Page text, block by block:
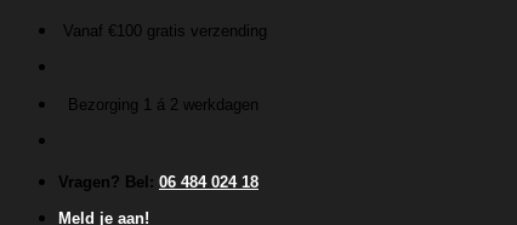
inhoud
Vanaf €100 gratis verzending
Bezorging 1 á 2 werkdagen
Vragen? Bel: 06 484 024 18
Meld je aan!